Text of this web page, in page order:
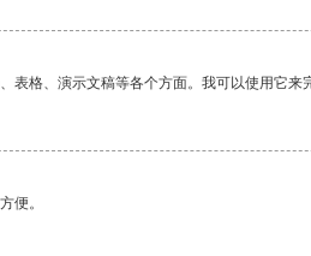
表格、演示文稿等各个方面。我可以使用它来
便。